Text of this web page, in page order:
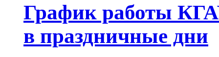
График работы
в праздничные дни